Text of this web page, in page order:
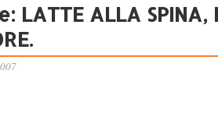
LATTE ALLA SPINA,